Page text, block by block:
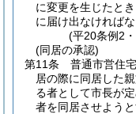
に変更を生じたと
に届け出なければな
(平20条例2
(同居の承認)
第11条
普通市営住
居の際に同居した
る者として市長が定
者を同居させよう